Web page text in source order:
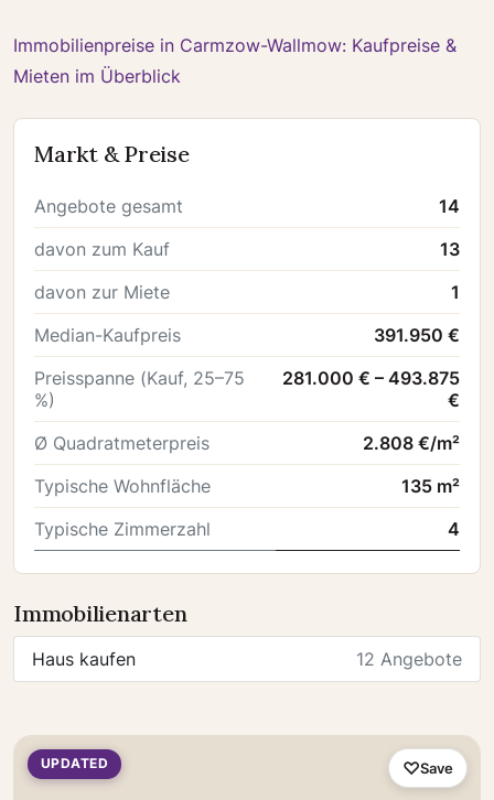
Immobilienpreise in Carmzow-Wallmow: Kaufpreise &
Mieten im Überblick
Markt & Preise
Angebote gesamt
14
davon zum Kauf
13
davon zur Miete
1
Median-Kaufpreis
391.950 €
Preisspanne (Kauf, 25–75
%)
281.000 € – 493.875
€
Ø Quadratmeterpreis
2.808 €/m²
Typische Wohnfläche
135 m²
Typische Zimmerzahl
4
Immobilienarten
Haus kaufen 12 Angebote
UPDATED Save